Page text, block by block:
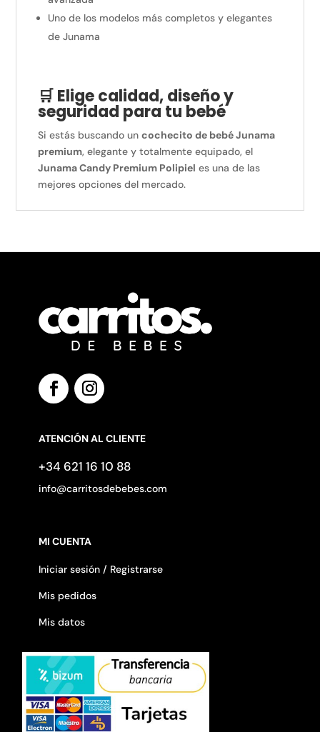
Uno de los modelos más completos y elegantes
de Junama
🛒 Elige calidad, diseño y
seguridad para tu bebé
Si estás buscando uncochecito de bebé Junama
premium, elegante y totalmente equipado, el
Junama Candy Premium Polipiel es una de las
mejores opciones del mercado.
ATENCIÓN AL CLIENTE
+34 621 16 10 88
info@carritosdebebes.com
MI CUENTA
Iniciar sesión / Registrarse
Mis pedidos
Mis datos